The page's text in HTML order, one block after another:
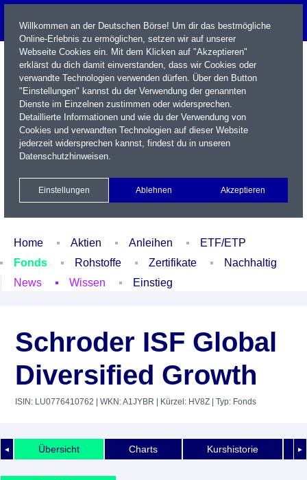
Name / WKN / ISIN / Kürzel
Xetra Realtime
Watchlist Portfolio Login
Home Aktien Anleihen
ETF/ETP
Fonds
Rohstoffe Zertifikate
Nachhaltig
News
Wissen Einstieg
Schroder ISF Global
Diversified Growth
ISIN: LU0776410762 | WKN: A1JYBR | Kürzel: HV8Z | Typ: Fonds
◄ ►
Übersicht Charts Kurshistorie
Willkommen an der Deutschen Börse! Um dir das bestmögliche
Online-Erlebnis zu ermöglichen, setzen wir auf unserer
Webseite Cookies ein. Mit dem Klicken auf "Akzeptieren"
erklärst du dich damit einverstanden, dass wir Cookies oder
verwandte Technologien verwenden dürfen. Über den Button
"Einstellungen" kannst du der Verwendung der genannten
Dienste im Einzelnen zustimmen oder widersprechen.
Detaillierte Informationen und wie du der Verwendung von
Cookies und verwandten Technologien auf dieser Website
jederzeit widersprechen kannst, findest du in unseren
Datenschutzhinweisen.
Einstellungen Ablehnen Akzeptieren